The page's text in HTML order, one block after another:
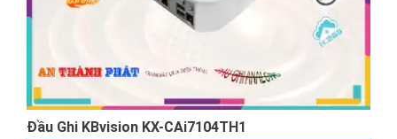
Đầu Ghi KBvision KX-CAi7104TH1